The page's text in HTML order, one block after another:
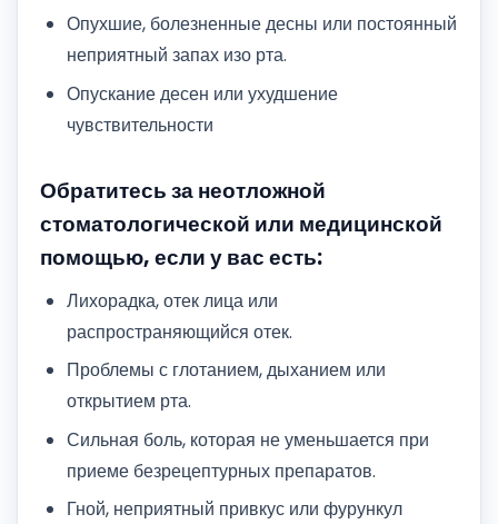
Опухшие, болезненные десны или постоянный
неприятный запах изо рта.
Опускание десен или ухудшение
чувствительности
Обратитесь за неотложной
стоматологической или медицинской
помощью, если у вас есть:
Лихорадка, отек лица или
распространяющийся отек.
Проблемы с глотанием, дыханием или
открытием рта.
Сильная боль, которая не уменьшается при
приеме безрецептурных препаратов.
Гной, неприятный привкус или фурункул